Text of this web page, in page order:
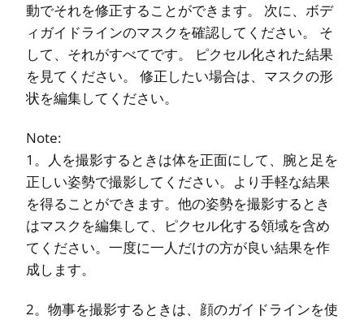
動でそれを修正することができます。 次に、ボデ
ィガイドラインのマスクを確認してください。 そ
して、それがすべてです。 ピクセル化された結果
を見てください。 修正したい場合は、マスクの形
状を編集してください。
Note:
1。人を撮影するときは体を正面にして、腕と足を
正しい姿勢で撮影してください。より手軽な結果
を得ることができます。他の姿勢を撮影するとき
はマスクを編集して、ピクセル化する領域を含め
てください。一度に一人だけの方が良い結果を作
成します。
2。物事を撮影するときは、顔のガイドラインを使